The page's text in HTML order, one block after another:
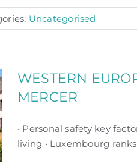
Uncategorised
WESTERN
MERCER
• Personal safety key
living • Luxembourg